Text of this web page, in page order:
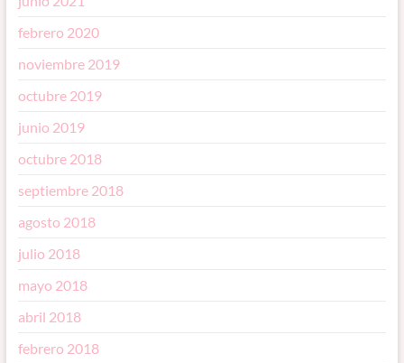
febrero 2020
noviembre 2019
octubre 2019
junio 2019
octubre 2018
septiembre 2018
agosto 2018
julio 2018
mayo 2018
abril 2018
febrero 2018